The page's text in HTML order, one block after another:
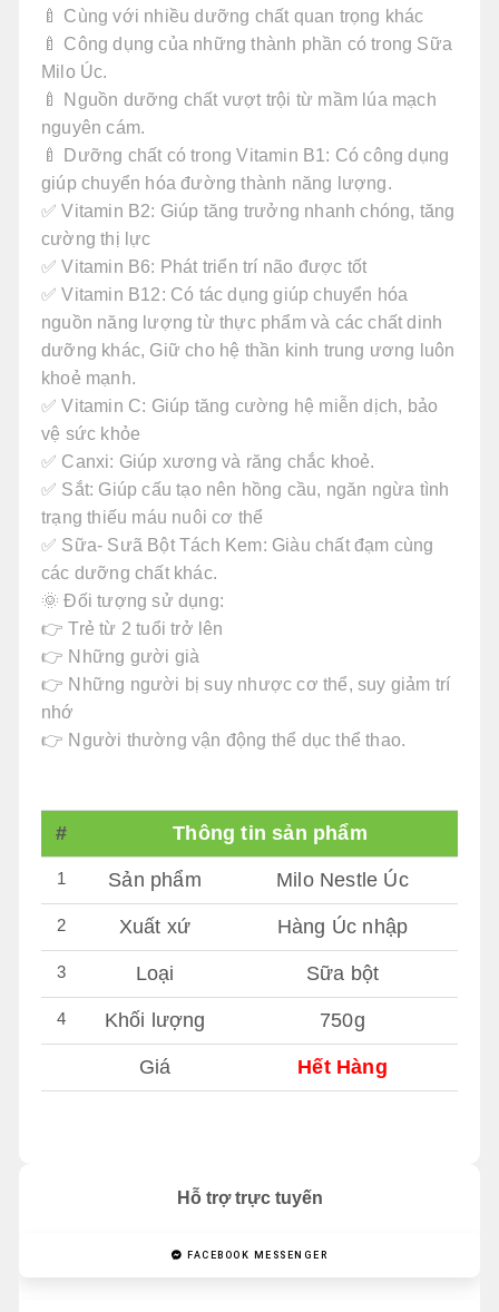
Hỗ trợ trực tuyến
FACEBOOK MESSENGER
🍼 Cùng với nhiều dưỡng chất quan trọng khác
🍼 Công dụng của những thành phần có trong Sữa
Milo Úc.
🍼 Nguồn dưỡng chất vượt trội từ mầm lúa mạch
nguyên cám.
🍼 Dưỡng chất có trong Vitamin B1: Có công dụng
giúp chuyển hóa đường thành năng lượng.
✅ Vitamin B2: Giúp tăng trưởng nhanh chóng, tăng
cường thị lực
✅ Vitamin B6: Phát triển trí não được tốt
✅ Vitamin B12: Có tác dụng giúp chuyển hóa
nguồn năng lượng từ thực phẩm và các chất dinh
dưỡng khác, Giữ cho hệ thần kinh trung ương luôn
khoẻ mạnh.
✅ Vitamin C: Giúp tăng cường hệ miễn dịch, bảo
vệ sức khỏe
✅ Canxi: Giúp xương và răng chắc khoẻ.
✅ Sắt: Giúp cấu tạo nên hồng cầu, ngăn ngừa tình
trạng thiếu máu nuôi cơ thể
✅ Sữa- Sưã Bột Tách Kem: Giàu chất đạm cùng
các dưỡng chất khác.
🌞 Đối tượng sử dụng:
👉 Trẻ từ 2 tuổi trở lên
👉 Những gười già
👉 Những người bị suy nhược cơ thể, suy giảm trí
nhớ
👉 Người thường vận động thể dục thể thao.
# Thông tin sản phẩm
1 Sản phẩm Milo Nestle Úc
2 Xuất xứ Hàng Úc nhập
3 Loại Sữa bột
4 Khối lượng 750g
Giá Hết Hàng